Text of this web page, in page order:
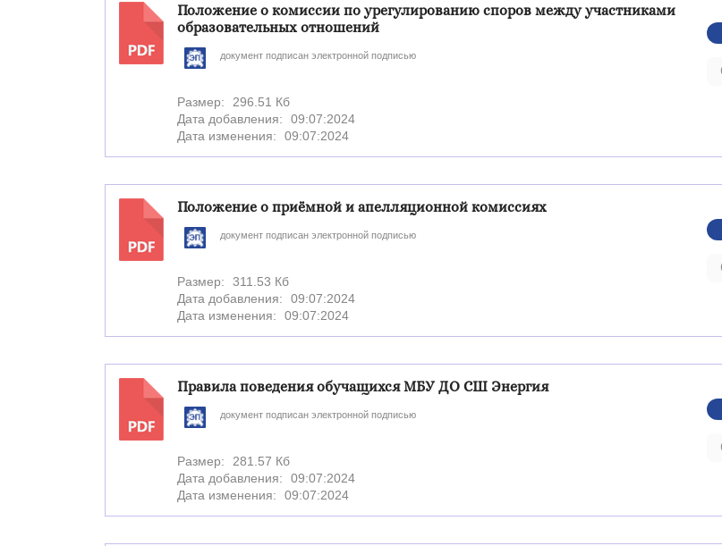
PDF
Положение о комиссии по урегулированию споров между участниками
образовательных отношений
документ подписан электронной подписью
Размер:
296.51 Кб
Дата добавления:
09:07:2024
Дата изменения:
09:07:2024
PDF
Положение о приёмной и апелляционной комиссиях
документ подписан электронной подписью
Размер:
311.53 Кб
Дата добавления:
09:07:2024
Дата изменения:
09:07:2024
PDF
Правила поведения обучащихся МБУ ДО СШ Энергия
документ подписан электронной подписью
Размер:
281.57 Кб
Дата добавления:
09:07:2024
Дата изменения:
09:07:2024